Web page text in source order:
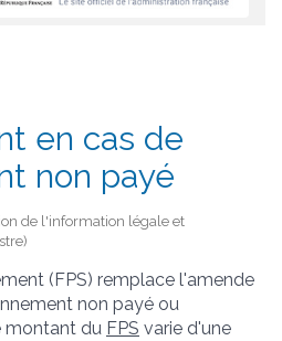
en cas de
non payé
de l'information légale et
(FPS) remplace l'amende
non payé ou
montant du FPS varie d'une